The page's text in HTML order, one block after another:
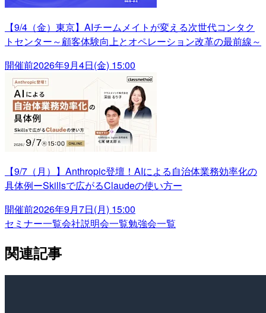
【9/4（金）東京】AIチームメイトが変える次世代コンタク
トセンター～顧客体験向上とオペレーション改革の最前線～
開催前2026年9月4日(金) 15:00
【9/7（月）】Anthropic登壇！AIによる自治体業務効率化の
具体例ーSkillsで広がるClaudeの使い方ー
開催前2026年9月7日(月) 15:00
セミナー一覧会社説明会一覧勉強会一覧
関連記事